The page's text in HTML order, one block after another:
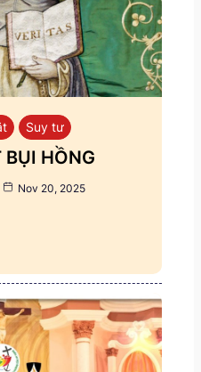
Suy tư
HỒNG
Nov 20, 2025